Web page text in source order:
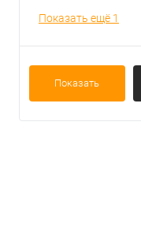
Показать ещё 1
Показать